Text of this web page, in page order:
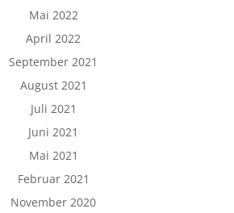
Mai 2022
April 2022
September 2021
August 2021
Juli 2021
Juni 2021
Mai 2021
Februar 2021
November 2020